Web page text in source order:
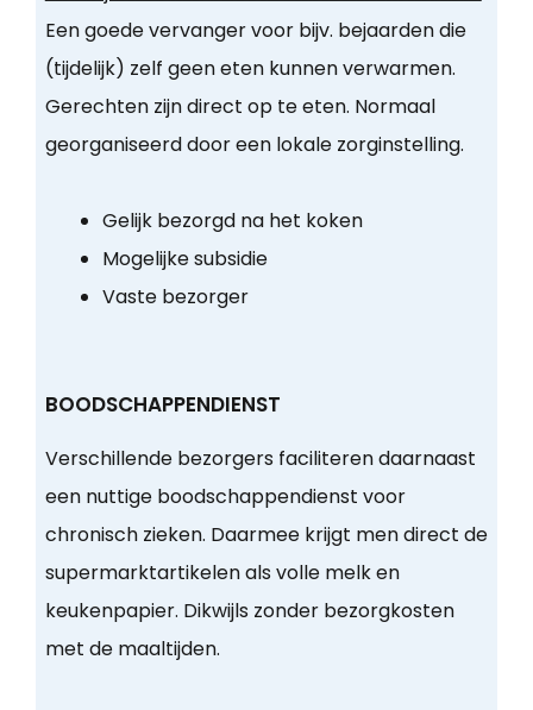
Een goede vervanger voor bijv. bejaarden die
(tijdelijk) zelf geen eten kunnen verwarmen.
Gerechten zijn direct op te eten. Normaal
georganiseerd door een lokale zorginstelling.
Gelijk bezorgd na het koken
Mogelijke subsidie
Vaste bezorger
BOODSCHAPPENDIENST
Verschillende bezorgers faciliteren daarnaast
een nuttige boodschappendienst voor
chronisch zieken. Daarmee krijgt men direct de
supermarktartikelen als volle melk en
keukenpapier. Dikwijls zonder bezorgkosten
met de maaltijden.